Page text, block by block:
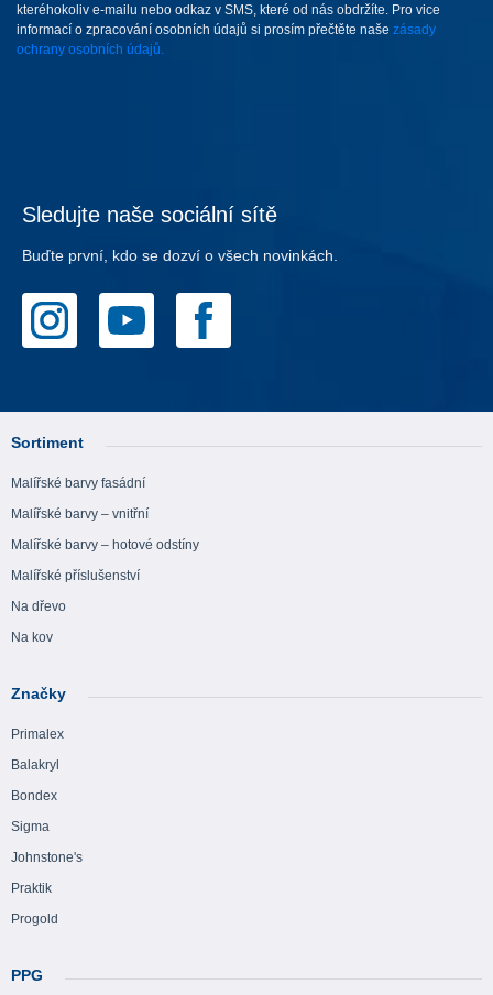
kteréhokoliv e-mailu nebo odkaz v SMS, které od nás obdržíte. Pro vice
informací o zpracování osobních údajů si prosím přečtěte naše zásady
ochrany osobních údajů.
Sledujte naše sociální sítě
Buďte první, kdo se dozví o všech novinkách.
Sortiment
Malířské barvy fasádní
Malířské barvy – vnitřní
Malířské barvy – hotové odstíny
Malířské příslušenství
Na dřevo
Na kov
Značky
Primalex
Balakryl
Bondex
Sigma
Johnstone's
Praktik
Progold
PPG